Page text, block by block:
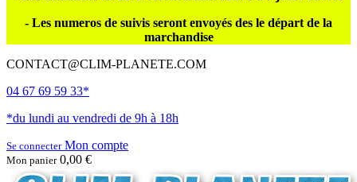
- Les numeros de suivis seront envoyés des le départ de la
marchandise
CONTACT@CLIM-PLANETE.COM
04 67 69 59 33*
*du lundi au vendredi de 9h à 18h
Se connecterMon compte
Mon panier 0,00 €